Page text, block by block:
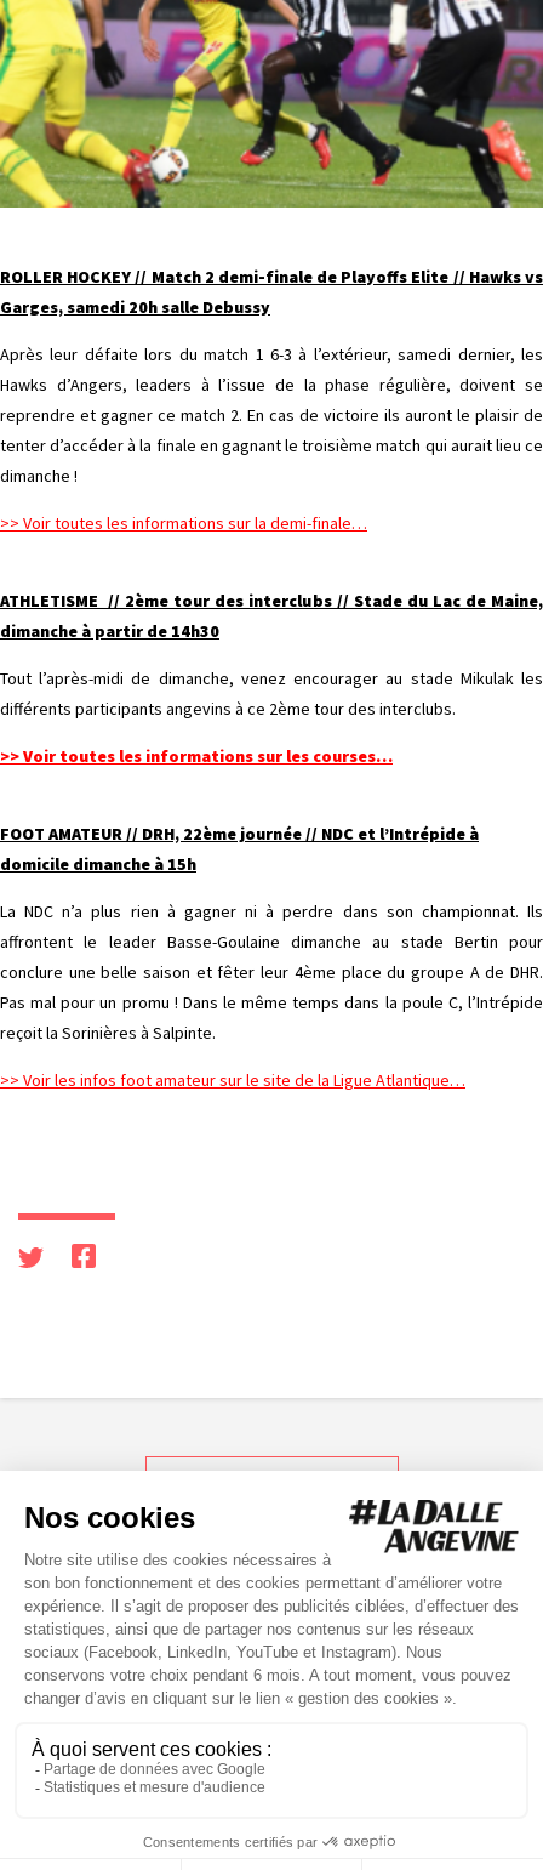
ROLLER HOCKEY // Match 2 demi-finale de Playoffs Elite // Hawks vs
Garges, samedi 20h salle Debussy
Après leur défaite lors du match 1 6-3 à l’extérieur, samedi dernier, les
Hawks d’Angers, leaders à l’issue de la phase régulière, doivent se
reprendre et gagner ce match 2. En cas de victoire ils auront le plaisir de
tenter d’accéder à la finale en gagnant le troisième match qui aurait lieu ce
dimanche !
>> Voir toutes les informations sur la demi-finale…
ATHLETISME // 2ème tour des interclubs // Stade du Lac de Maine,
dimanche à partir de 14h30
Tout l’après-midi de dimanche, venez encourager au stade Mikulak les
différents participants angevins à ce 2ème tour des interclubs.
>> Voir toutes les informations sur les courses…
FOOT AMATEUR // DRH, 22ème journée // NDC et l’Intrépide à
domicile dimanche à 15h
La NDC n’a plus rien à gagner ni à perdre dans son championnat. Ils
affrontent le leader Basse-Goulaine dimanche au stade Bertin pour
conclure une belle saison et fêter leur 4ème place du groupe A de DHR.
Pas mal pour un promu ! Dans le même temps dans la poule C, l’Intrépide
reçoit la Sorinières à Salpinte.
>> Voir les infos foot amateur sur le site de la Ligue Atlantique…
RETOUR AUX ACTUS